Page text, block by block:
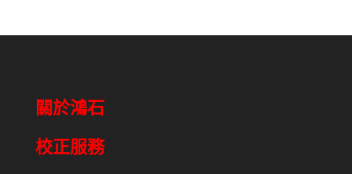
關於鴻石
校正服務